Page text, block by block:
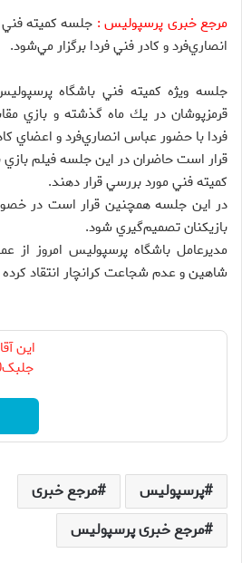
مرجع خبری پرسپولیس : جلسه كميته
انصاري‌فرد و كادر فني فردا برگزار مي‌شود.
جلسه ويژه كميته فني باشگاه
قرمز‌پوشان در يك ماه گذشته و بازي
فردا با حضور عباس انصاري‌فرد و اعضاي
قرار است حاضران در اين جلسه فيلم
كميته فني مورد بررسي قرار دهند.
در اين جلسه همچنين قرار است در
بازيكنان تصميم‌گيري شود.
مديرعامل باشگاه پرسپوليس امروز از
شاهين و عدم شجاعت كرانچار انتقاد كرده
پرسپولیس
مرجع خبری
مرجع خبری پرسپولیس